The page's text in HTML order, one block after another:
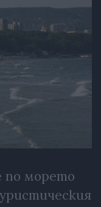
по морето